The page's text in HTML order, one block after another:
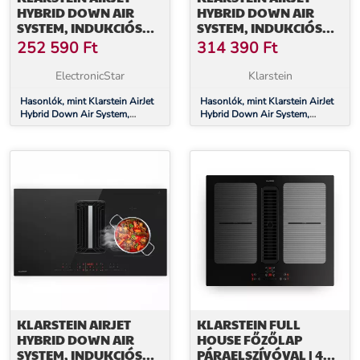
HYBRID DOWN AIR
SYSTEM, INDUKCIÓS
FŐZŐLAP BEÉPÍTETT
PÁRAELSZÍVÓVAL, 477
M³/H, EEK A+
252 590 Ft
ElectronicStar
Hasonlók, mint Klarstein AirJet
Hybrid Down Air System,
Indukciós főzőlap beépített
A+
HYBRID DOWN AIR
SYSTEM, INDUKCIÓS
FŐZŐLAP BEÉPÍTETT
PÁRAELSZÍVÓVAL, 600
M³/H, EEK A+
314 390 Ft
Klarstein
Hasonlók, mint Klarstein AirJet
Hybrid Down Air System,
Indukciós főzőlap beépített
A+
KLARSTEIN AIRJET
HYBRID DOWN AIR
SYSTEM, INDUKCIÓS
KLARSTEIN FULL
HOUSE FŐZŐLAP
PÁRAELSZÍVÓVAL | 4